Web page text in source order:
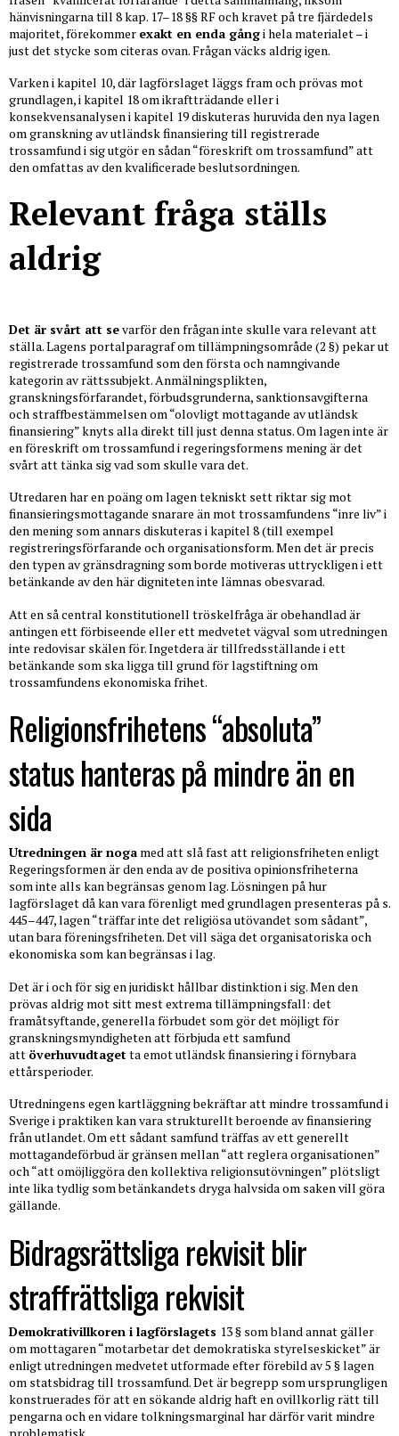
hänvisningarna till 8 kap. 17–18 §§ RF och kravet på tre fjärdedels
majoritet, förekommer exakt en enda gångi hela materialet – i
just det stycke som citeras ovan. Frågan väcks aldrig igen.
Varken i kapitel 10, där lagförslaget läggs fram och prövas mot
grundlagen, i kapitel 18 om ikraftträdande eller i
konsekvensanalysen i kapitel 19 diskuteras huruvida den nya lagen
om granskning av utländsk finansiering till registrerade
trossamfund i sig utgör en sådan “föreskrift om trossamfund” att
den omfattas av den kvalificerade beslutsordningen.
Relevant fråga ställs
aldrig
Det är svårt att sevarför den frågan inte skulle vara relevant att
ställa. Lagens portalparagraf om tillämpningsområde (2 §) pekar ut
registrerade trossamfund som den första och namngivande
kategorin av rättssubjekt. Anmälningsplikten,
granskningsförfarandet, förbudsgrunderna, sanktionsavgifterna
och straffbestämmelsen om “olovligt mottagande av utländsk
finansiering” knyts alla direkt till just denna status. Om lagen inte är
en föreskrift om trossamfund i regeringsformens mening är det
svårt att tänka sig vad som skulle vara det.
Utredaren har en poäng om lagen tekniskt sett riktar sig mot
finansieringsmottagande snarare än mot trossamfundens “inre liv” i
den mening som annars diskuteras i kapitel 8 (till exempel
registreringsförfarande och organisationsform. Men det är precis
den typen av gränsdragning som borde motiveras uttryckligen i ett
betänkande av den här digniteten inte lämnas obesvarad.
Att en så central konstitutionell tröskelfråga är obehandlad är
antingen ett förbiseende eller ett medvetet vägval som utredningen
inte redovisar skälen för. Ingetdera är tillfredsställande i ett
betänkande som ska ligga till grund för lagstiftning om
trossamfundens ekonomiska frihet.
Religionsfrihetens “absoluta”
status hanteras på mindre än en
sida
Utredningen är noga med att slå fast att religionsfriheten enligt
Regeringsformen är den enda av de positiva opinionsfriheterna
som inte alls kan begränsas genom lag. Lösningen på hur
lagförslaget då kan vara förenligt med grundlagen presenteras på s.
445–447, lagen “träffar inte det religiösa utövandet som sådant”,
utan bara föreningsfriheten. Det vill säga det organisatoriska och
ekonomiska som kan begränsas i lag.
Det är i och för sig en juridiskt hållbar distinktion i sig. Men den
prövas aldrig mot sitt mest extrema tillämpningsfall: det
framåtsyftande, generella förbudet som gör det möjligt för
granskningsmyndigheten att förbjuda ett samfund
att överhuvudtagetta emot utländsk finansiering i förnybara
ettårsperioder.
Utredningens egen kartläggning bekräftar att mindre trossamfund i
Sverige i praktiken kan vara strukturellt beroende av finansiering
från utlandet. Om ett sådant samfund träffas av ett generellt
mottagandeförbud är gränsen mellan “att reglera organisationen”
och “att omöjliggöra den kollektiva religionsutövningen” plötsligt
inte lika tydlig som betänkandets dryga halvsida om saken vill göra
gällande.
Bidragsrättsliga rekvisit blir
straffrättsliga rekvisit
Demokrativillkoren i lagförslagets 13 § som bland annat gäller
om mottagaren “motarbetar det demokratiska styrelseskicket” är
enligt utredningen medvetet utformade efter förebild av 5 § lagen
om statsbidrag till trossamfund. Det är begrepp som ursprungligen
konstruerades för att en sökande aldrig haft en ovillkorlig rätt till
pengarna och en vidare tolkningsmarginal har därför varit mindre